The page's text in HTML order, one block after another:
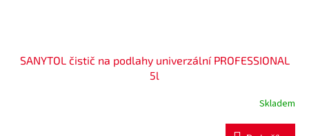
SANYTOL čistič na podlahy univerzální PROFESSIONAL
5l
Skladem